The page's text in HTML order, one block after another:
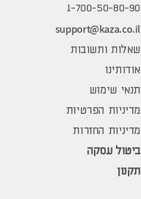
1-700-50-80-90
support@kaza.co.il
שאלות ותשובות
אודותינו
תנאי שימוש
מדיניות הפרטיות
מדיניות החזרות
ביטול עסקה
תקנון